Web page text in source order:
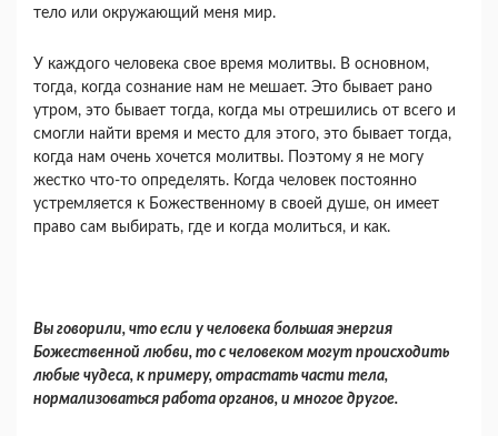
тело или окружающий меня мир.
У каждого человека свое время молитвы. В основном,
тогда, когда сознание нам не мешает. Это бывает рано
утром, это бывает тогда, когда мы отрешились от всего и
смогли найти время и место для этого, это бывает тогда,
когда нам очень хочется молитвы. Поэтому я не могу
жестко что-то определять. Когда человек постоянно
устремляется к Божественному в своей душе, он имеет
право сам выбирать, где и когда молиться, и как.
Вы говорили, что если у человека большая энергия
Божественной любви, то с человеком могут происходить
любые чудеса, к примеру, отрастать части тела,
нормализоваться работа органов, и многое другое.